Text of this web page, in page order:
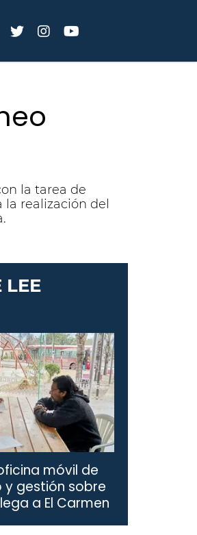
la tarea de
realización del
LEE
móvil de
gestión sobre
a El Carmen